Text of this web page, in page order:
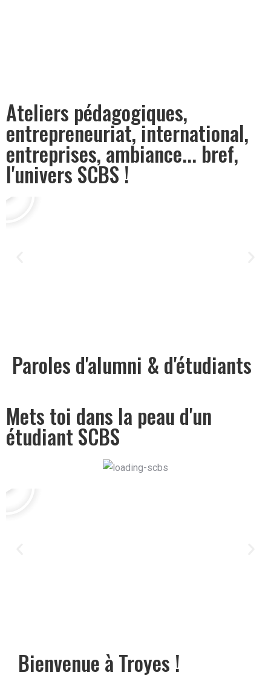
Ateliers pédagogiques,
entrepreneuriat, international,
entreprises, ambiance... bref,
l'univers SCBS !
Paroles d'alumni & d'étudiants
Mets toi dans la peau d'un
étudiant SCBS
Bienvenue à Troyes !